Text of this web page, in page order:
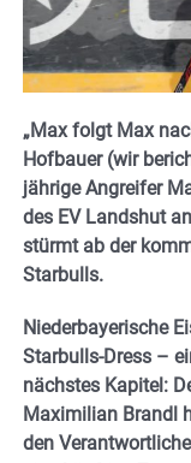
„Max folgt Max
Hofbauer (wir
jährige Angreifer
des EV Landshut
stürmt ab der
Starbulls.
Niederbayerische
Starbulls-Dress –
nächstes Kapitel:
Maximilian Brandl
den